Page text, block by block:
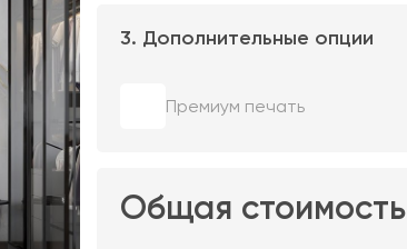
3. Дополнительные опции
Премиум печать
Общая стоимость